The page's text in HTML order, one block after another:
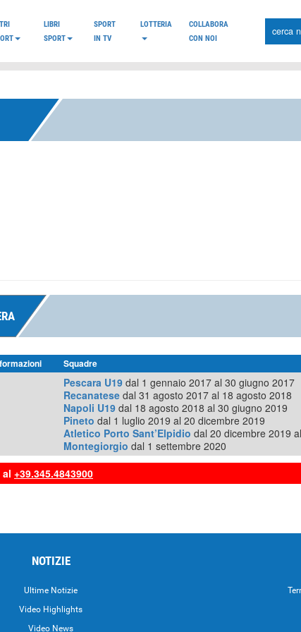
LIBRI
SPORT
SPORT
IN TV
LOTTERIA
COLLABORA
CON NOI
Squadre
Pescara U19 dal 1 gennaio 2017 al 30 giugno 2017
Recanatese dal 31 agosto 2017 al 18 agosto 2018
Napoli U19 dal 18 agosto 2018 al 30 giugno 2019
Pineto dal 1 luglio 2019 al 20 dicembre 2019
Atletico Porto Sant’Elpidio dal 20 dicembre 2019
Montegiorgio dal 1 settembre 2020
+39.345.4843900
NOTIZIE
Ultime Notizie
Video Highlights
Video News